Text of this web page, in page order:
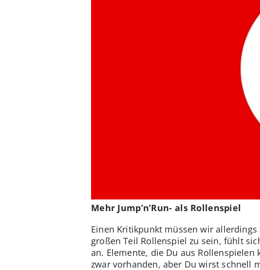
Mehr Jump’n’Run- als Rollenspiel
Einen Kritikpunkt müssen wir
großen Teil Rollenspiel zu sein, fühlt
an. Elemente, die Du aus
zwar vorhanden, aber Du wirst schnell